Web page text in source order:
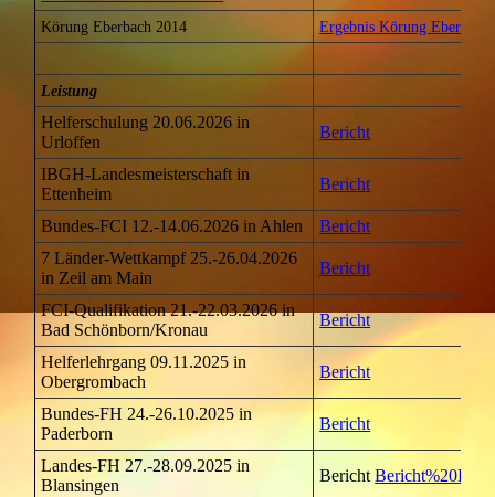
Körung Eberbach 2014
Ergebnis Körung Eberbach
Leistung
Helferschulung 20.06.2026 in
Urloffen
Bericht
IBGH-Landesmeisterschaft in
Ettenheim
Bericht
Bundes-FCI 12.-14.06.2026 in Ahlen
Bericht
7 Länder-Wettkampf 25.-26.04.2026
in Zeil am Main
Bericht
FCI-Qualifikation 21.-22.03.2026 in
Bad Schönborn/Kronau
Bericht
Helferlehrgang 09.11.2025 in
Obergrombach
Bericht
Bundes-FH 24.-26.10.2025 in
Paderborn
Bericht
Landes-FH 27.-28.09.2025 in
Blansingen
Bericht